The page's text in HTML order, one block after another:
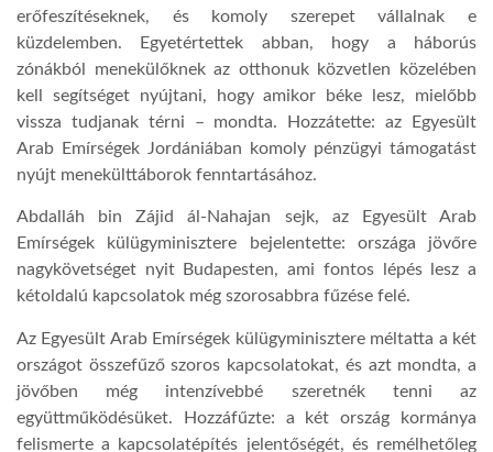
erőfeszítéseknek, és komoly szerepet vállalnak e
küzdelemben. Egyetértettek abban, hogy a háborús
zónákból menekülőknek az otthonuk közvetlen közelében
kell segítséget nyújtani, hogy amikor béke lesz, mielőbb
vissza tudjanak térni – mondta. Hozzátette: az Egyesült
Arab Emírségek Jordániában komoly pénzügyi támogatást
nyújt menekülttáborok fenntartásához.
Abdalláh bin Zájid ál-Nahajan sejk, az Egyesült Arab
Emírségek külügyminisztere bejelentette: országa jövőre
nagykövetséget nyit Budapesten, ami fontos lépés lesz a
kétoldalú kapcsolatok még szorosabbra fűzése felé.
Az Egyesült Arab Emírségek külügyminisztere méltatta a két
országot összefűző szoros kapcsolatokat, és azt mondta, a
jövőben még intenzívebbé szeretnék tenni az
együttműködésüket. Hozzáfűzte: a két ország kormánya
felismerte a kapcsolatépítés jelentőségét, és remélhetőleg